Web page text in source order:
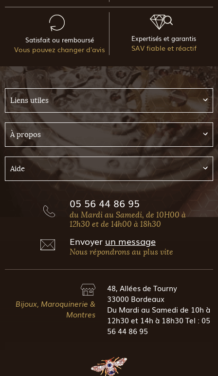
Satisfait ou remboursé
Vous pouvez changer d'avis
Expertisés et garantis
SAV fiable et réactif
Liens utiles
À propos
Aide
05 56 44 86 95
du Mardi au Samedi, de 10H00 à
12h30 et de 14h00 à 18h30
Envoyer un message
Nous répondrons au plus vite
Bijoux, Maroquinerie &
Montres
48, Allées de Tourny
33000 Bordeaux
Du Mardi au Samedi de 10h à
12h30 et 14h à 18h30 Tel : 05
56 44 86 95